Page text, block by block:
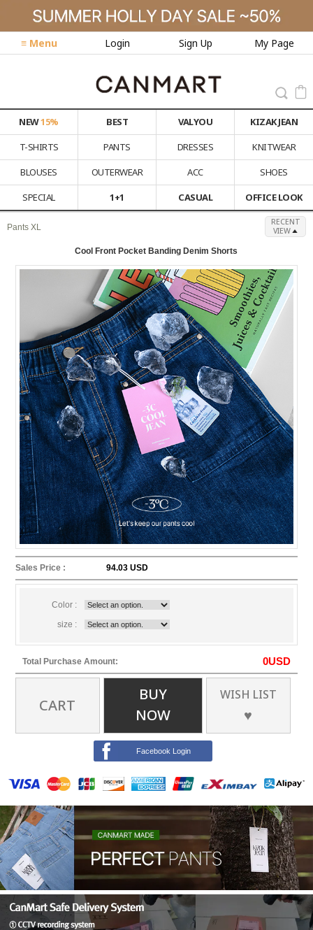
≡ Menu Login Sign Up My Page
NEW15% BEST VALYOU
KIZAK JEAN
T-SHIRTS
PANTS DRESSES
KNITWEAR
BLOUSES
OUTERWEAR ACC
SHOES
SPECIAL
1+1 CASUAL OFFICE LOOK
Pants XL
RECENT
VIEW
Cool Front Pocket Banding Denim Shorts
Sales Price : 94.03 USD
Color :
size :
Total Purchase Amount: 0USD
CART
BUY
NOW
WISH LIST
♥
Facebook Login